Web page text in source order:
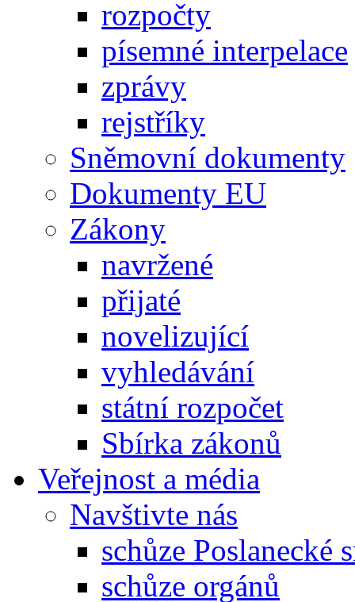
rozpočty
písemné interpelace
zprávy
rejstříky
Sněmovní dokumenty
Dokumenty EU
Zákony
navržené
přijaté
novelizující
vyhledávání
státní rozpočet
Sbírka zákonů
Veřejnost a média
Navštivte nás
schůze Poslanecké
schůze orgánů